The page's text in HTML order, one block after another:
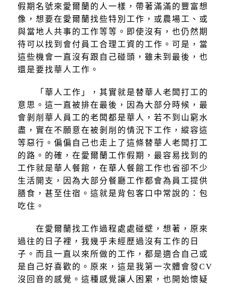
假期名號來愛爾蘭的人一樣，帶著滿滿的豐富想
像，想要在愛爾蘭找些特別工作，或農場工、或
與當地人共事的工作等等。即使沒有，也仍然期
待可以找到會付員工合理工資的工作。可是，當
這些機會一直沒有跟自己碰頭，雖未到最後，也
還是要找華人工作。
「華人工作」，其實就是替華人老闆打工的
意思。這一直被排在最後，因為大部分時候，最
會剝削華人員工的老闆都是華人，若不到山窮水
盡，實在不願意在被剝削的情況下工作，縱容這
等惡行。偏偏自己也走上了這條替華人老闆打工
的路。的確，在愛爾蘭工作假期，最容易找到的
工作就是華人餐館，在華人餐館工作也省卻不少
生活開支，因為大部分餐廳工作都會為員工提供
膳食，甚至住宿。這就是背包客口中常說的：包
吃住。
在愛爾蘭找工作過程處處碰壁，想著，原來
過往的日子裡，我幾乎未經歷過沒有工作的日
子。而且一直以來所做的工作，都是適合自己或
是自己好喜歡的。原來，這是我第一次體會發CV
沒回音的感覺。這種感覺讓人困累，也開始懷疑